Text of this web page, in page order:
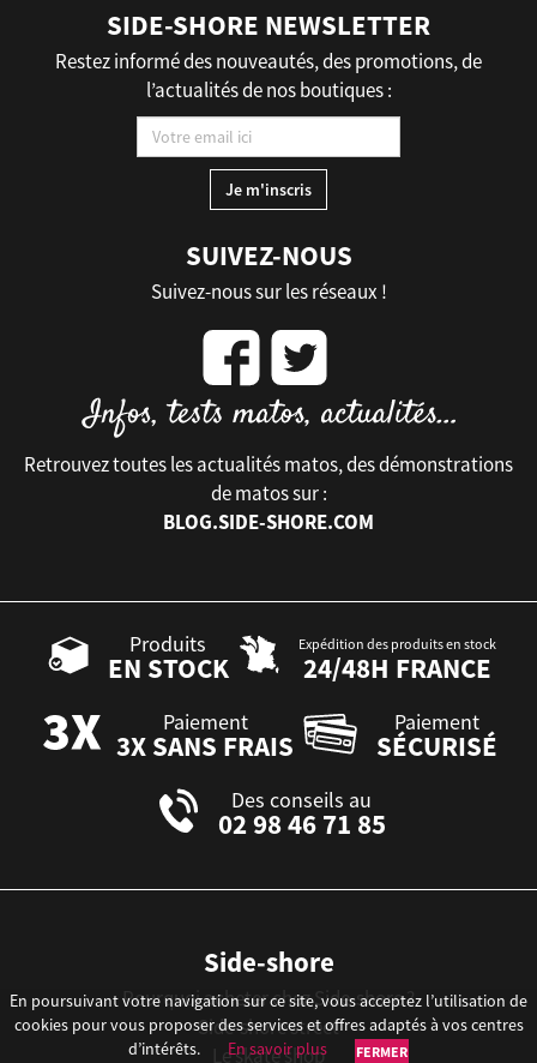
SIDE-SHORE NEWSLETTER
Restez informé des nouveautés, des promotions, de
l’actualités de nos boutiques :
SUIVEZ-NOUS
Suivez-nous sur les réseaux !
Retrouvez toutes les actualités matos, des démonstrations
de matos sur :
BLOG.SIDE-SHORE.COM
Produits
EN STOCK
Expédition des produits en stock
24/48H FRANCE
Paiement
3X SANS FRAIS
Paiement
SÉCURISÉ
Des conseils au
02 98 46 71 85
Side-shore
Pourquoi acheter chez Side-shore ?
Side-shore street
Le skate shop
En poursuivant votre navigation sur ce site, vous acceptez l’utilisation de
cookies pour vous proposer des services et offres adaptés à vos centres
d’intérêts.
En savoir plus FERMER